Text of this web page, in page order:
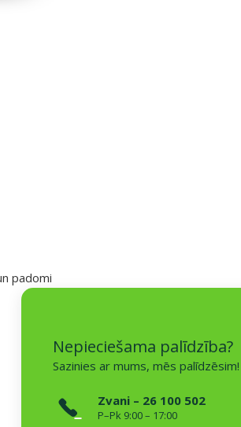
padomi
Nepieciešama palīdzība?
Sazinies ar mums, mēs palīdzēsim!
Zvani – 26 100 502
P–Pk 9:00 – 17:00